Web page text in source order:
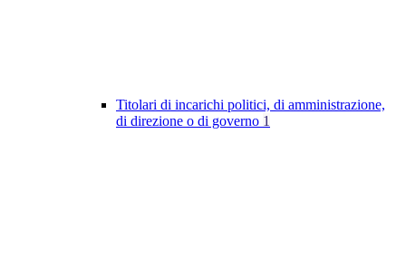
Titolari di incarichi politici, di amministrazione,
di direzione o di governo 1